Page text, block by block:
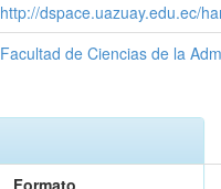
http://dspace.uazuay.edu.ec/
Facultad de Ciencias de la
Formato